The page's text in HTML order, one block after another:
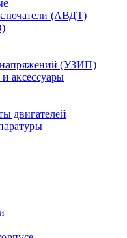
(АВДТ)
(УЗИП)
аксессуары
двигателей